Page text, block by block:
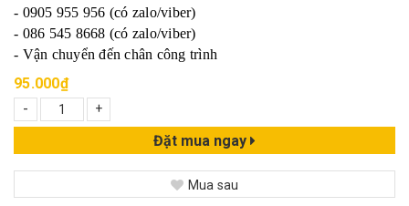
- 0905 955 956 (có zalo/viber)
- 086 545 8668 (có zalo/viber)
- Vận chuyển đến chân công trình
95.000₫
-
+
Đặt mua ngay
Mua sau